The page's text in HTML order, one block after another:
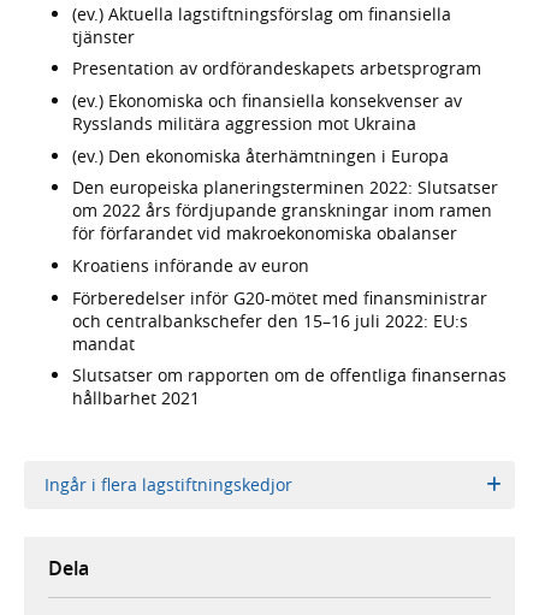
(ev.) Aktuella lagstiftningsförslag om finansiella
tjänster
Presentation av ordförandeskapets arbetsprogram
(ev.) Ekonomiska och finansiella konsekvenser av
Rysslands militära aggression mot Ukraina
(ev.) Den ekonomiska återhämtningen i Europa
Den europeiska planeringsterminen 2022: Slutsatser
om 2022 års fördjupande granskningar inom ramen
för förfarandet vid makroekonomiska obalanser
Kroatiens införande av euron
Förberedelser inför G20-mötet med finansministrar
och centralbankschefer den 15–16 juli 2022: EU:s
mandat
Slutsatser om rapporten om de offentliga finansernas
hållbarhet 2021
Ingår i flera lagstiftningskedjor
Dela